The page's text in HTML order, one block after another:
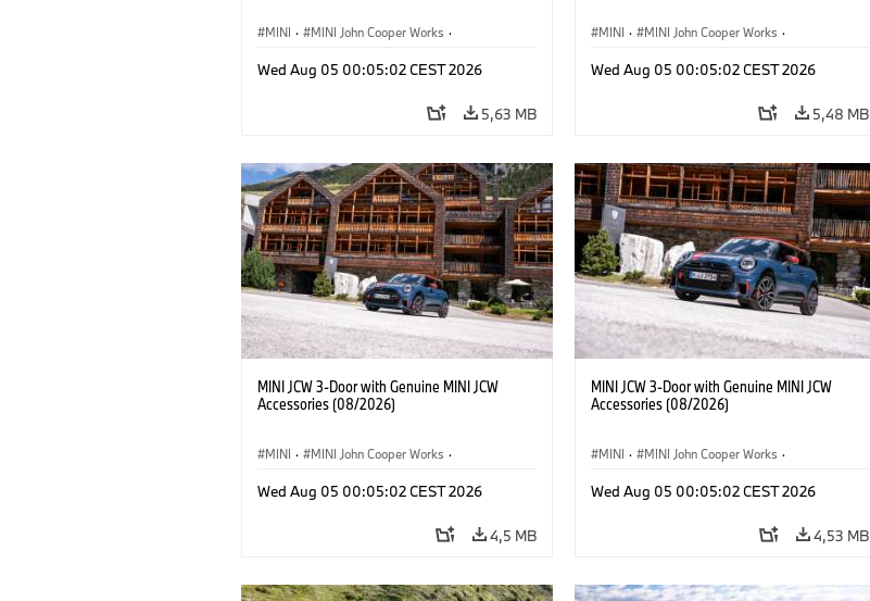
MINI · MINI John Cooper Works ·
Wed Aug 05 00:05:02 CEST 2026
5,63 MB
MINI · MINI John Cooper Works ·
Wed Aug 05 00:05:02 CEST 2026
5,48 MB
MINI JCW 3-Door with Genuine MINI JCW
Accessories (08/2026)
MINI · MINI John Cooper Works ·
Wed Aug 05 00:05:02 CEST 2026
4,5 MB
MINI JCW 3-Door with Genuine MINI JCW
Accessories (08/2026)
MINI · MINI John Cooper Works ·
Wed Aug 05 00:05:02 CEST 2026
4,53 MB